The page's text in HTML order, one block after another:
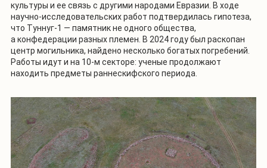
культуры и ее связь с другими народами Евразии. В ходе
научно-исследовательских работ подтвердилась гипотеза,
что Туннуг-1 — памятник не одного общества,
а конфедерации разных племен. В 2024 году был раскопан
центр могильника, найдено несколько богатых погребений.
Работы идут и на 10-м секторе: ученые продолжают
находить предметы раннескифского периода.